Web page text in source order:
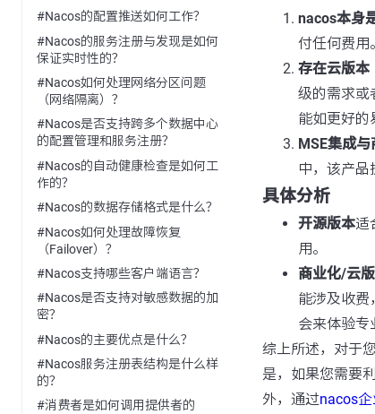
#Nacos的配置推送如何工作？
#Nacos的服务注册与发现是如何
保证实时性的？
#Nacos如何处理网络分区问题
（网络隔离）？
#Nacos是否支持跨多个数据中心
的配置管理和服务注册？
#Nacos的自动健康检查是如何工
作的？
#Nacos的数据存储格式是什么？
#Nacos如何处理故障恢复
（Failover）？
#Nacos支持哪些客户端语言？
#Nacos是否支持对敏感数据的加
密？
#Nacos的主要优点是什么？
#Nacos服务注册表结构是什么样
的？
#消费者是如何调用提供者的
nacos本身
付任何费用。
存在云版本
级的需求或
能如更好的
MSE集成
中，该产品
具体分析
开源版本适
用。
商业化/云
能涉及收费
会来体验专
综上所述，对于
是，如果您需要
外，通过nacos